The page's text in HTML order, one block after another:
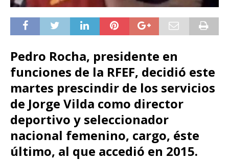
Pedro Rocha, presidente en
funciones de la RFEF, decidió este
martes prescindir de los servicios
de Jorge Vilda como director
deportivo y seleccionador
nacional femenino, cargo, éste
último, al que accedió en 2015.